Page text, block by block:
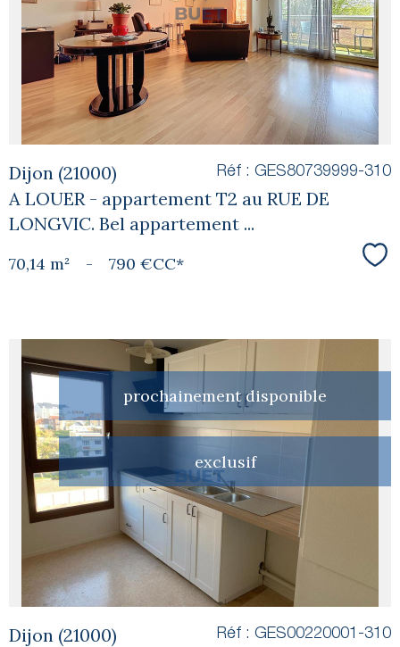
bien
Dijon (21000)
A LOUER - appartement T2 au RUE DE
LONGVIC. Bel appartement ...
Réf : GES80739999-310
70,14 m² - 790 €CC*
prochainement disponible
exclusif
voir le
bien
Dijon (21000)
Réf : GES00220001-310